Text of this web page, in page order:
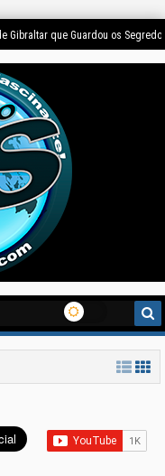
Gibraltar que Guardou os